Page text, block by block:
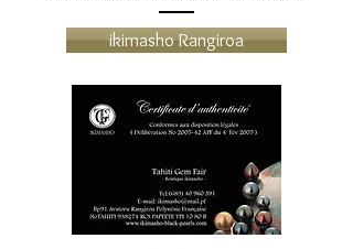
ikimasho Rangiroa